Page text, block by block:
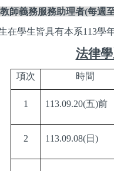
師義務服務助理者(每週
在學生皆具有本系113學
法律
項次 時間
1 113.09.20(五)前
2 113.09.08(日 )